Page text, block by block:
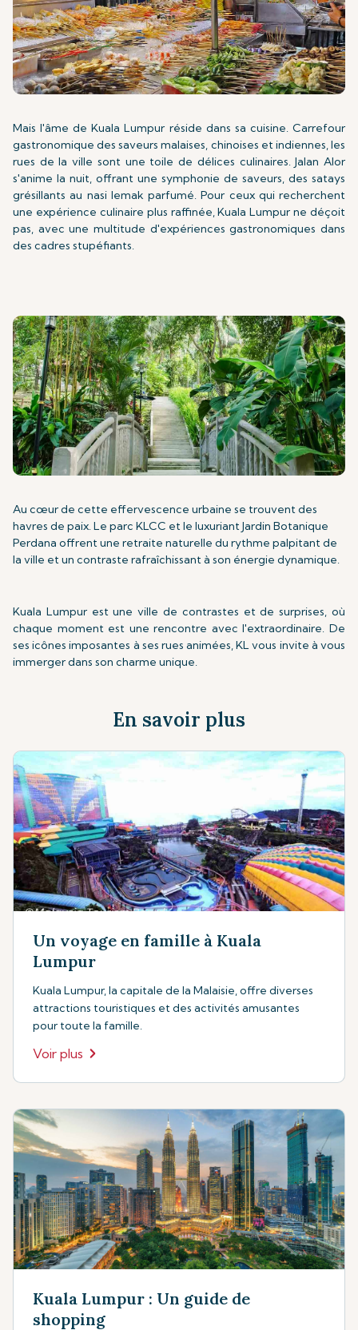
Mais l'âme de Kuala Lumpur réside dans sa cuisine. Carrefour
gastronomique des saveurs malaises, chinoises et indiennes, les
rues de la ville sont une toile de délices culinaires. Jalan Alor
s'anime la nuit, offrant une symphonie de saveurs, des satays
grésillants au nasi lemak parfumé. Pour ceux qui recherchent
une expérience culinaire plus raffinée, Kuala Lumpur ne déçoit
pas, avec une multitude d'expériences gastronomiques dans
des cadres stupéfiants.
Au cœur de cette effervescence urbaine se trouvent des
havres de paix. Le parc KLCC et le luxuriant Jardin Botanique
Perdana offrent une retraite naturelle du rythme palpitant de
la ville et un contraste rafraîchissant à son énergie dynamique.
Kuala Lumpur est une ville de contrastes et de surprises, où
chaque moment est une rencontre avec l'extraordinaire. De
ses icônes imposantes à ses rues animées, KL vous invite à vous
immerger dans son charme unique.
En savoir plus
Un voyage en famille à Kuala
Lumpur
Kuala Lumpur, la capitale de la Malaisie, offre diverses
attractions touristiques et des activités amusantes
pour toute la famille.
Voir plus
Kuala Lumpur : Un guide de
shopping